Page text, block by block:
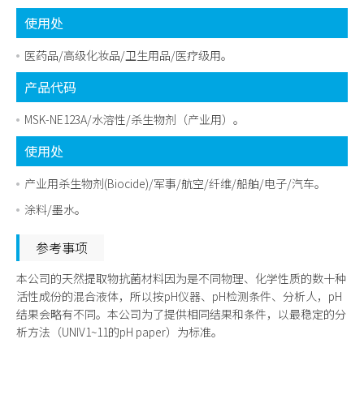
使用处
医药品/高级化妆品/卫生用品/医疗级用。
产品代码
MSK-NE123A/水溶性/杀生物剂（产业用）。
使用处
产业用杀生物剂(Biocide)/军事/航空/纤维/船舶/电子/汽车。
涂料/墨水。
参考事项
本公司的天然提取物抗菌材料因为是不同物理、化学性质的数十种
活性成份的混合液体，所以按pH仪器、pH检测条件、分析人，pH
结果会略有不同。本公司为了提供相同结果和条件，以最稳定的分
析方法（UNIV1~11的pH paper）为标准。